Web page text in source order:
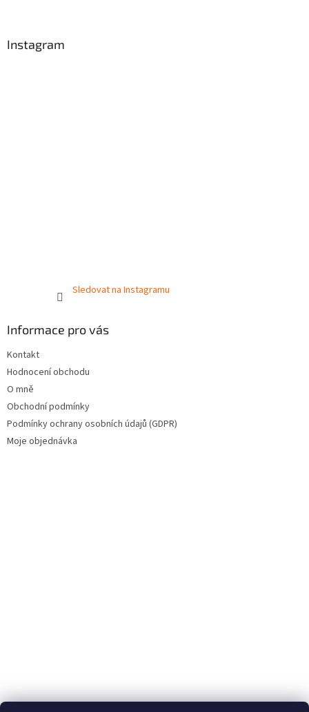
Instagram
Sledovat na Instagramu
Informace pro vás
Kontakt
Hodnocení obchodu
O mně
Obchodní podmínky
Podmínky ochrany osobních údajů (GDPR)
Moje objednávka